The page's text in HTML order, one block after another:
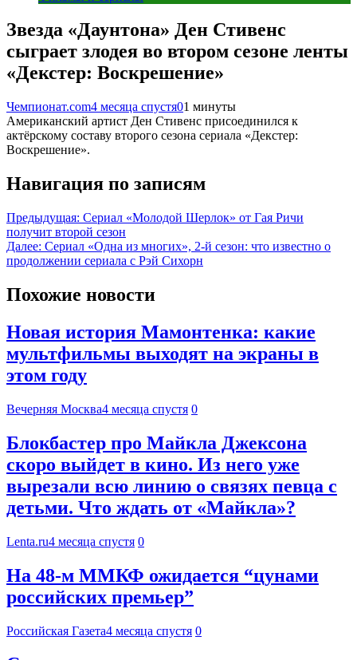
Звезда «Даунтона» Ден Стивенс
сыграет злодея во втором сезоне ленты
«Декстер: Воскрешение»
Чемпионат.com4 месяца спустя01 минуты
Американский артист Ден Стивенс присоединился к
актёрскому составу второго сезона сериала «Декстер:
Воскрешение».
Навигация по записям
Предыдущая: Сериал «Молодой Шерлок» от Гая Ричи
получит второй сезон
Далее: Сериал «Одна из многих», 2-й сезон: что известно о
продолжении сериала с Рэй Сихорн
Похожие новости
Новая история Мамонтенка: какие
мультфильмы выходят на экраны в
этом году
Вечерняя Москва4 месяца спустя 0
Блокбастер про Майкла Джексона
скоро выйдет в кино. Из него уже
вырезали всю линию о связях певца с
детьми. Что ждать от «Майкла»?
Lenta.ru4 месяца спустя 0
На 48-м ММКФ ожидается “цунами
российских премьер”
Российская Газета4 месяца спустя 0